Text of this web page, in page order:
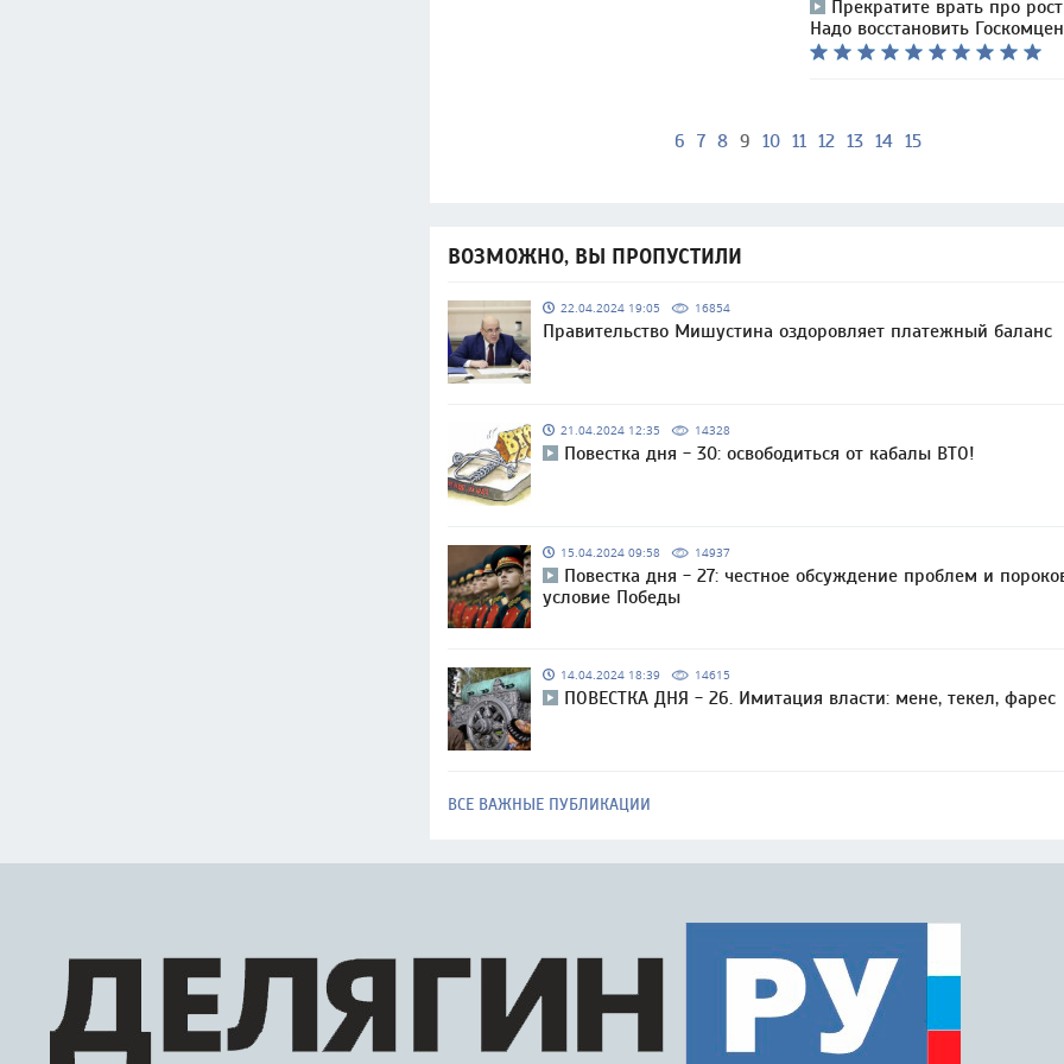
Прекратите врать про
Надо восстановить Госкомцен
6 7 8 9 10 11 12 13 14 15
ВОЗМОЖНО, ВЫ ПРОПУСТИЛИ
22.04.2024 19:05 16854
Правительство Мишустина оздоровляет платежный баланс
21.04.2024 12:35 14328
Повестка дня - 30: освободиться от кабалы ВТО!
15.04.2024 09:58 14937
Повестка дня - 27: честное обсуждение проблем и
условие Победы
14.04.2024 18:39 14615
ПОВЕСТКА ДНЯ - 26. Имитация власти: мене, текел, фарес
ВСЕ ВАЖНЫЕ ПУБЛИКАЦИИ